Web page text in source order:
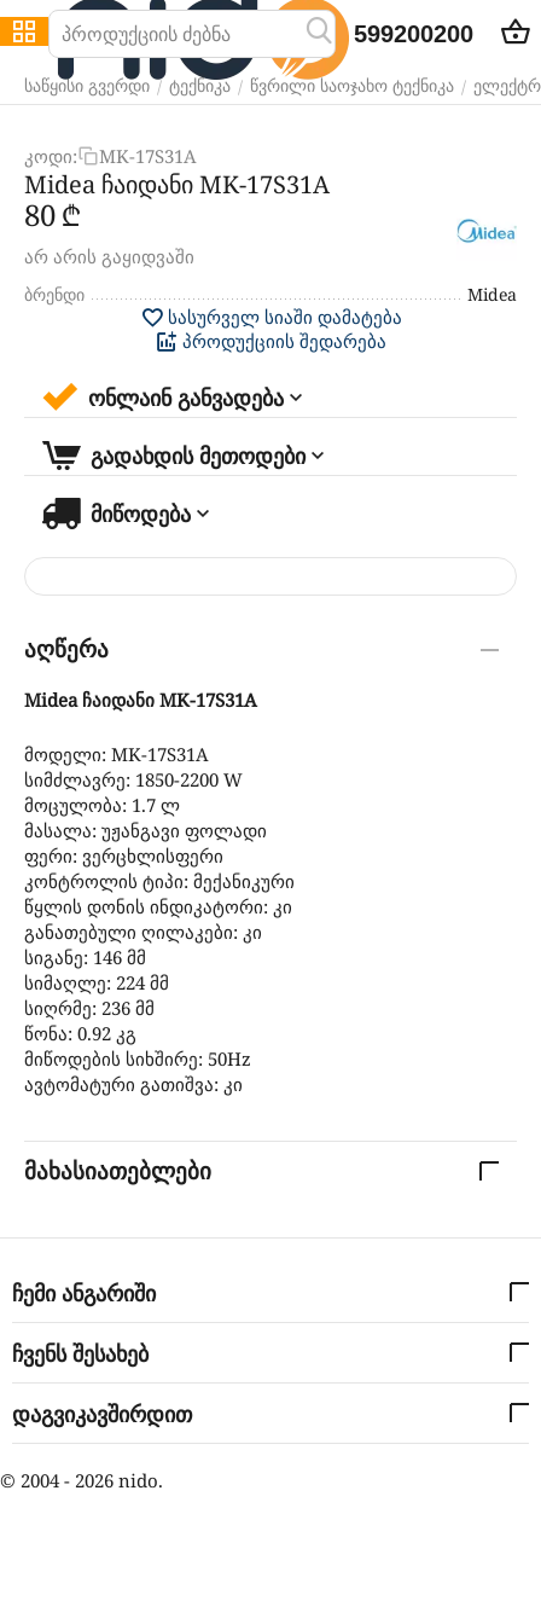
599200200
საწყისი გვერდი / ტექნიკა / წვრილი საოჯახო ტექნიკა /
კოდი: MK-17S31A
Midea ჩაიდანი MK-17S31A
‍80‍₾
არ არის გაყიდვაში
ბრენდი Midea
სასურველ სიაში დამატება
პროდუქციის შედარება
ონლაინ განვადება
გადახდის მეთოდები
მიწოდება
აღწერა
Midea ჩაიდანი MK-17S31A
მოდელი: MK-17S31A
სიმძლავრე: 1850-2200 W
მოცულობა: 1.7 ლ
მასალა: უჟანგავი ფოლადი
ფერი: ვერცხლისფერი
კონტროლის ტიპი: მექანიკური
წყლის დონის ინდიკატორი: კი
განათებული ღილაკები: კი
სიგანე: 146 მმ
სიმაღლე: 224 მმ
სიღრმე: 236 მმ
წონა: 0.92 კგ
მიწოდების სიხშირე: 50Hz
ავტომატური გათიშვა: კი
მახასიათებლები
ჩემი ანგარიში
ჩვენს შესახებ
დაგვიკავშირდით
© 2004 - 2026 nido.